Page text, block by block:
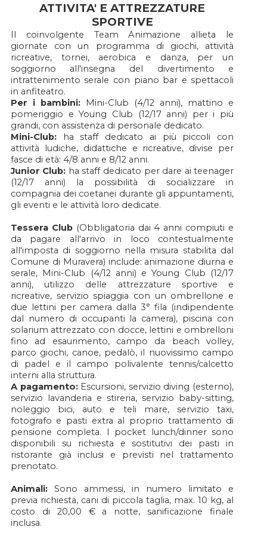
ATTIVITA' E ATTREZZATURE
SPORTIVE
Il coinvolgente Team Animazione allieta le
giornate con un programma di giochi, attività
ricreative, tornei, aerobica e danza, per un
soggiorno all'insegna del divertimento e
intrattenimento serale con piano bar e spettacoli
in anfiteatro.
Per i bambini:Mini-Club (4/12 anni), mattino e
pomeriggio e Young Club (12/17 anni) per i più
grandi, con assistenza di personale dedicato.
Mini-Club:ha staff dedicato ai più piccoli con
attività ludiche, didattiche e ricreative, divise per
fasce di età: 4/8 anni e 8/12 anni.
Junior Club: ha staff dedicato per dare ai teenager
(12/17 anni) la possibilità di socializzare in
compagnia dei coetanei durante gli appuntamenti,
gli eventi e le attività loro dedicate.
Tessera Club(Obbligatoria dai 4 anni compiuti e
da pagare all'arrivo in loco contestualmente
all'imposta di soggiorno nella misura stabilita dal
Comune di Muravera) include: animazione diurna e
serale, Mini-Club (4/12 anni) e Young Club (12/17
anni), utilizzo delle attrezzature sportive e
ricreative, servizio spiaggia con un ombrellone e
due lettini per camera dalla 3° fila (indipendente
dal numero di occupanti la camera), piscina con
solarium attrezzato con docce, lettini e ombrelloni
fino ad esaurimento, campo da beach volley,
parco giochi, canoe, pedalò, il nuovissimo campo
di padel e il campo polivalente tennis/calcetto
interni alla struttura.
A pagamento:Escursioni, servizio diving (esterno),
servizio lavanderia e stireria, servizio baby-sitting,
noleggio bici, auto e teli mare, servizio taxi,
fotografo e pasti extra al proprio trattamento di
pensione completa. I pocket lunch/dinner sono
disponibili su richiesta e sostitutivi dei pasti in
ristorante già inclusi e previsti nel trattamento
prenotato.
Animali: Sono ammessi, in numero limitato e
previa richiesta, cani di piccola taglia, max. 10 kg, al
costo di 20,00 € a notte, sanificazione finale
inclusa.